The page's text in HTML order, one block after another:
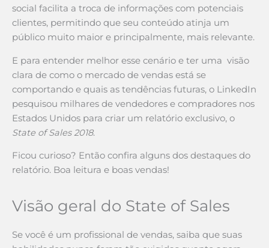
social facilita a troca de informações com potenciais
clientes, permitindo que seu conteúdo atinja um
público muito maior e principalmente, mais relevante.
E para entender melhor esse cenário e ter uma visão
clara de como o mercado de vendas está se
comportando e quais as tendências futuras, o LinkedIn
pesquisou milhares de vendedores e compradores nos
Estados Unidos para criar um relatório exclusivo, o
State of Sales 2018.
Ficou curioso? Então confira alguns dos destaques do
relatório. Boa leitura e boas vendas!
Visão geral do State of Sales
Se você é um profissional de vendas, saiba que suas